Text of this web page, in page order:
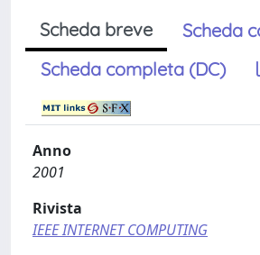
Scheda breve
Scheda
Scheda completa (DC)
Anno
2001
Rivista
IEEE INTERNET COMPUTING